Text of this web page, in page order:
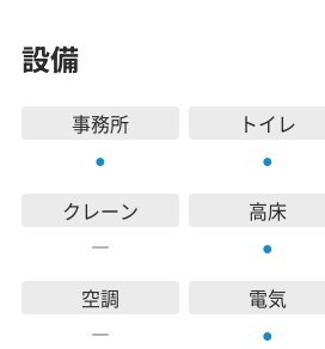
設備
事務所
●
トイレ
●
クレーン
―
高床
●
空調
―
電気
●